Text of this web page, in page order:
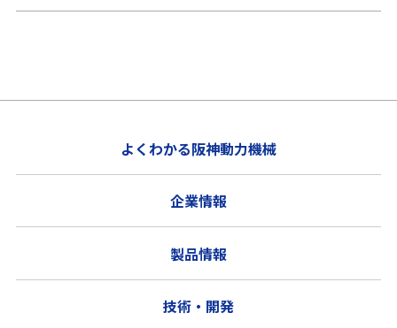
よくわかる阪神動力機械
企業情報
製品情報
技術・開発